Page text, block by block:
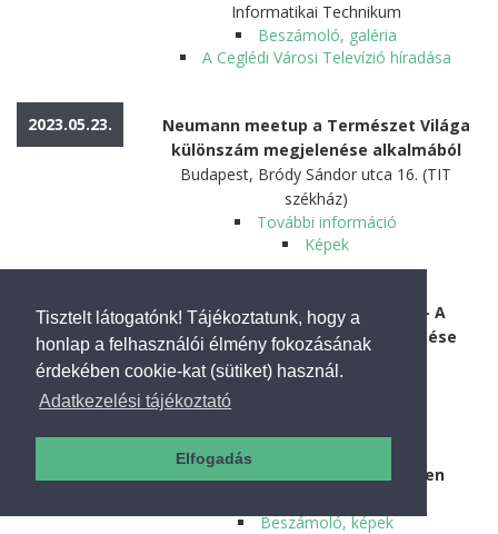
Tisztelt látogatónk! Tájékoztatunk, hogy a
honlap a felhasználói élmény fokozásának
érdekében cookie-kat (sütiket) használ.
Adatkezelési tájékoztató
Elfogadás
Informatikai Technikum
Beszámoló, galéria
A Ceglédi Városi Televízió híradása
2023.05.23.
Neumann meetup a Természet Világa
különszám megjelenése alkalmából
Budapest, Bródy Sándor utca 16. (TIT
székház)
További információ
Képek
2023.05.24.
MÚOSZ - Neumann János 120 – A
kulturális szakosztály filmvetítése
Budapest, Vörösmarty u. 47/a.
További információ
Emlékfaültetés Balatonfüreden
Beszámoló, képek